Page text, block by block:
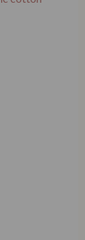
linnen,